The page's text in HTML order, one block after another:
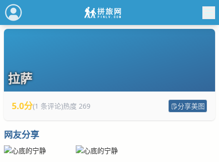
拉萨
5.0分(1 条评论)热度 269 分享美图
网友分享